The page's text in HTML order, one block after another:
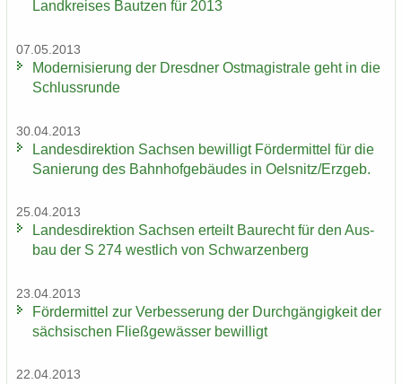
Land­krei­ses Baut­zen für 2013
07.05.2013
Mo­der­ni­sie­rung der Dresd­ner Ost­ma­gis­tra­le geht in die
Schluss­run­de
30.04.2013
Lan­des­di­rek­ti­on Sach­sen be­wil­ligt För­der­mit­tel für die
Sa­nie­rung des Bahn­hof­ge­bäu­des in Oels­nitz/Erz­geb.
25.04.2013
Lan­des­di­rek­ti­on Sach­sen er­teilt Bau­recht für den Aus­
bau der S 274 west­lich von Schwar­zen­berg
23.04.2013
För­der­mit­tel zur Ver­bes­se­rung der Durch­gän­gig­keit der
säch­si­schen Fließ­ge­wäs­ser be­wil­ligt
22.04.2013